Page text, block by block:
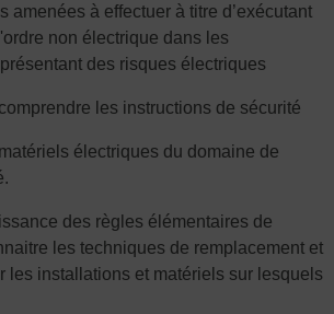
amenées à effectuer à titre d’exécutant
non électrique dans les
des risques électriques
les instructions de sécurité
électriques du domaine de
des règles élémentaires de
les techniques de remplacement et
les installations et matériels sur lesquels